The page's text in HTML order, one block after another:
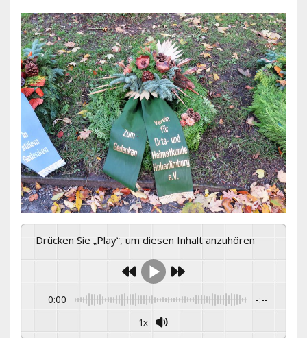
Drücken Sie „Play“, um diesen Inhalt anzuhören
0:00 -:--
1x